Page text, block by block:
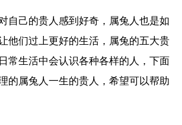
自己的贵人感到好奇，属兔人也是如
他们过上更好的生活，属兔的五大贵
常生活中会认识各种各样的人，下面
的属兔人一生的贵人，希望可以帮助